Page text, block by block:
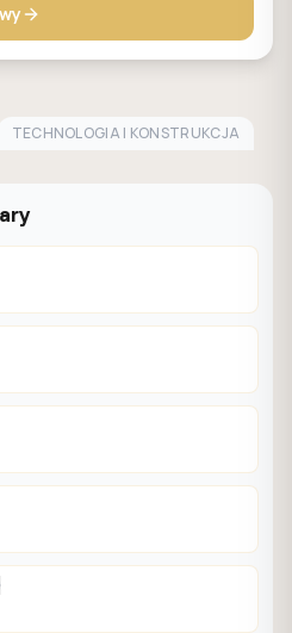
TECHNOLOGIA I KONSTRUKCJA